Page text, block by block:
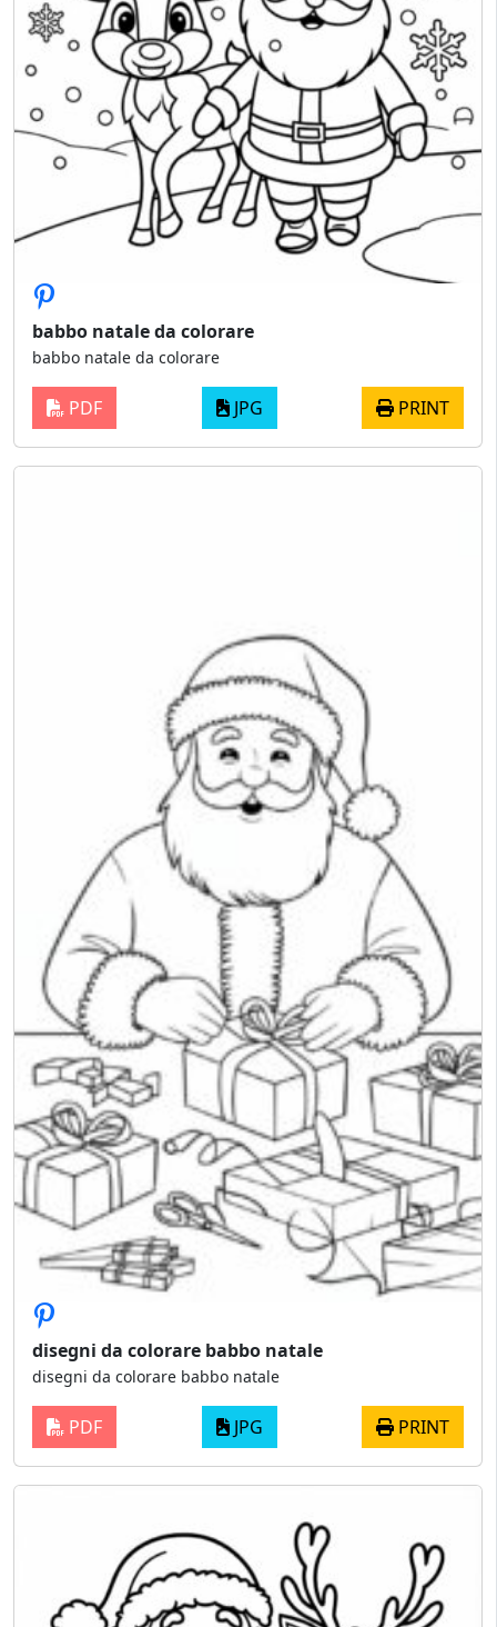
babbo natale da colorare
babbo natale da colorare
PDF JPG PRINT
disegni da colorare babbo natale
disegni da colorare babbo natale
PDF JPG PRINT